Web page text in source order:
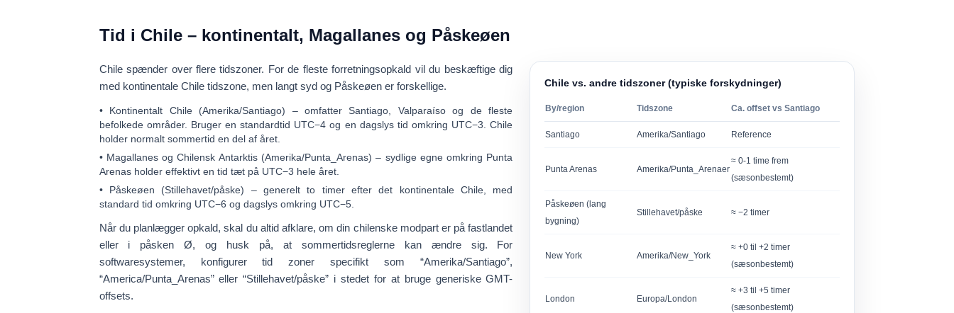
Tid i Chile – kontinentalt, Magallanes og Påskeøen
Chile spænder over flere tidszoner. For de fleste forretningsopkald vil du beskæftige dig
med kontinentale Chile tidszone, men langt syd og Påskeøen er forskellige.
• Kontinentalt Chile (Amerika/Santiago) – omfatter Santiago, Valparaíso og de fleste
befolkede områder. Bruger en standardtid UTC−4 og en dagslys tid omkring UTC−3 . Chile
holder normalt sommertid en del af året.
• Magallanes og Chilensk Antarktis (Amerika/Punta_Arenas) – sydlige egne omkring Punta
Arenas holder effektivt en tid tæt på UTC−3 hele året.
• Påskeøen (Stillehavet/påske) – generelt to timer efter det kontinentale Chile, med
standard tid omkring UTC−6 og dagslys omkring UTC−5.
Når du planlægger opkald, skal du altid afklare, om din chilenske modpart er på fastlandet
eller i påsken Ø, og husk på, at sommertidsreglerne kan ændre sig. For
softwaresystemer, konfigurer tid zoner specifikt som“Amerika/Santiago”,
“America/Punta_Arenas”eller“Stillehavet/påske” i stedet for at bruge generiske GMT-
offsets.
Chile vs. andre tidszoner (typiske forskydninger)
By/region Tidszone Ca. offset vs Santiago
Santiago Amerika/Santiago Reference
Punta Arenas Amerika/Punta_Arenaer
≈ 0-1 time frem
(sæsonbestemt)
Påskeøen (lang
bygning)
Stillehavet/påske ≈ −2 timer
New York Amerika/New_York
≈ +0 til +2 timer
(sæsonbestemt)
London Europa/London
≈ +3 til +5 timer
(sæsonbestemt)